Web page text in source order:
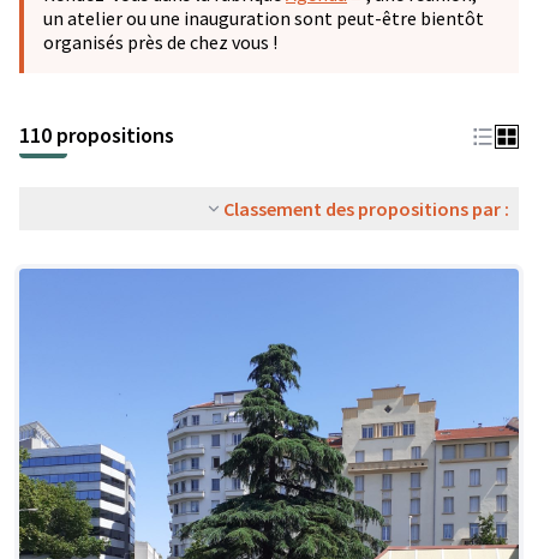
(S'ouvre dans un
un atelier ou une inauguration sont peut-être bientôt
organisés près de chez vous !
110 propositions
Classement des propositions par :